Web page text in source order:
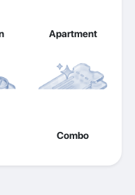
Apartment
Combo